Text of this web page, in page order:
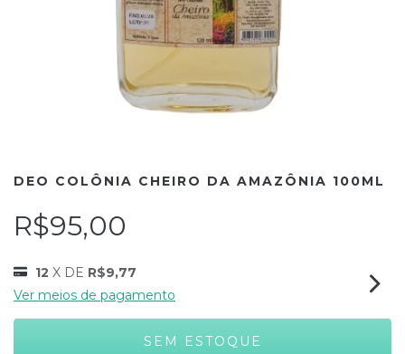
DEO COLÔNIA CHEIRO DA AMAZÔNIA 100ML
R$95,00
12 X DE R$9,77
Ver meios de pagamento